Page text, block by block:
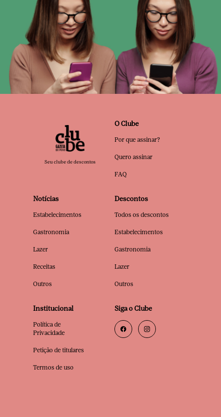
Seu clube de descontos
O Clube
Por que assinar?
Quero assinar
FAQ
Notícias
Estabelecimentos
Gastronomia
Lazer
Receitas
Outros
Descontos
Todos os descontos
Estabelecimentos
Gastronomia
Lazer
Outros
Institucional
Política de
Privacidade
Petição de titulares
Termos de uso
Siga o Clube